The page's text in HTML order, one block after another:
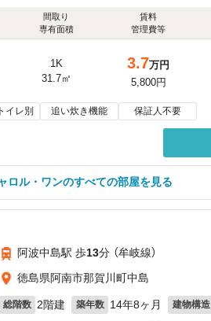
間取り
専有面積
賃料
管理費等
1K
31.7㎡
3.7万円
5,800円
イレ別 追い炊き機能 保証人不要
ロル・ワンのすべての部屋を見る
阿波中島駅 歩13分 （牟岐線）
徳島県阿南市那賀川町中島
総階数 2階建 築年数 14年8ヶ月 建物構造